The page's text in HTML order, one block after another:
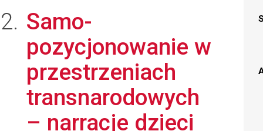
Samo-
pozycjonowanie w
przestrzeniach
transnarodowych
– narracje dzieci